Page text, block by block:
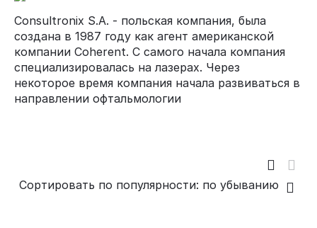
Consultronix S.A. - польская компания, была
создана в 1987 году как агент американской
компании Coherent. С самого начала компания
специализировалась на лазерах. Через
некоторое время компания начала развиваться в
направлении офтальмологии
Сортировать по популярности: по убыванию